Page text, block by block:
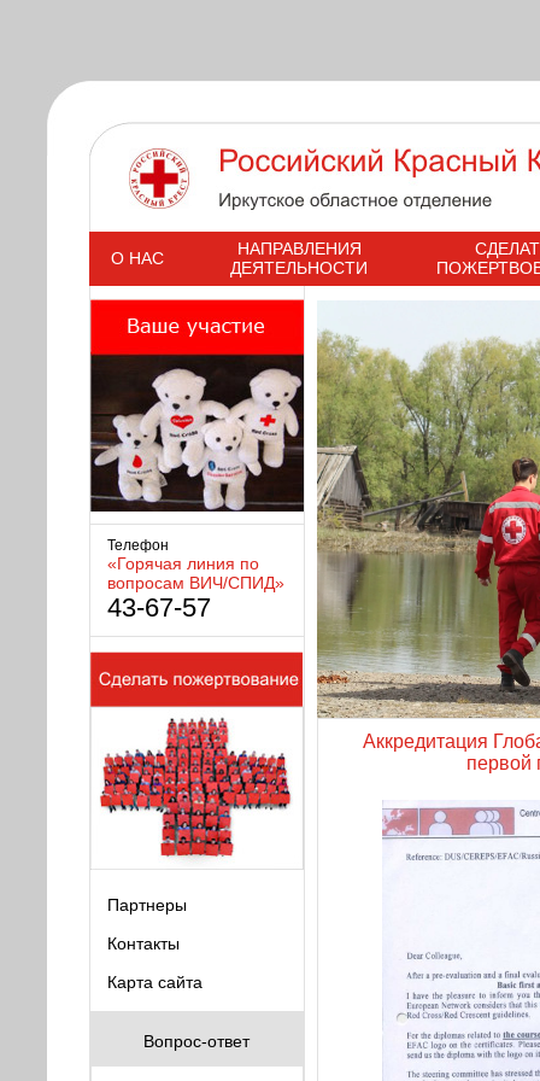
s
О НАС
НАПРАВЛЕНИЯ
ДЕЯТЕЛЬНОСТИ
Телефон
«Горячая линия по
вопросам ВИЧ/СПИД»
43-67-57
Партнеры
Контакты
Карта сайта
Вопрос-ответ
Аккредитация